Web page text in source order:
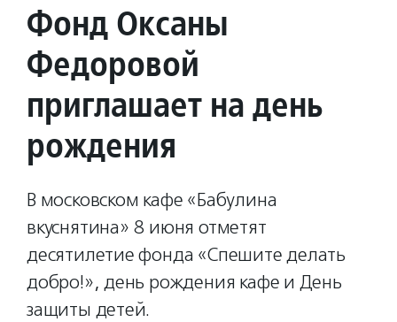
Фонд Оксаны
Федоровой
приглашает на день
рождения
В московском кафе «Бабулина
вкуснятина» 8 июня отметят
десятилетие фонда «Спешите делать
добро!», день рождения кафе и День
защиты детей.